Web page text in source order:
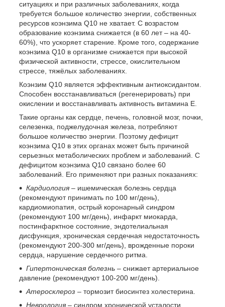
ситуациях и при различных заболеваниях, когда
требуется большое количество энергии, собственных
ресурсов коэнзима Q10 не хватает. С возрастом
образование коэнзима снижается (в 60 лет – на 40-
60%), что ускоряет старение. Кроме того, содержание
коэнзима Q10 в организме снижается при высокой
физической активности, стрессе, окислительном
стрессе, тяжёлых заболеваниях.
Коэнзим Q10 является эффективным антиоксидантом.
Способен восстанавливаться (регенерировать) при
окислении и восстанавливать активность витамина Е.
Такие органы как сердце, печень, головной мозг, почки,
селезенка, поджелудочная железа, потребляют
большое количество энергии. Поэтому дефицит
коэнзима Q10 в этих органах может быть причиной
серьезных метаболических проблем и заболеваний. С
дефицитом коэнзима Q10 связано более 60
заболеваний. Его применяют при разных показаниях:
Кардиология – ишемическая болезнь сердца
(рекомендуют принимать по 100 мг/день),
кардиомиопатия, острый коронарный синдром
(рекомендуют 100 мг/день), инфаркт миокарда,
постинфарктное состояние, эндотелиальная
дисфункция, хроническая сердечная недостаточность
(рекомендуют 200-300 мг/день), врожденные пороки
сердца, нарушение сердечного ритма.
Гипертоническая болезнь – снижает артериальное
давление (рекомендуют 100-200 мг/день).
Атеросклероз – тормозит биосинтез холестерина.
Неврология – синдром хронической усталости,